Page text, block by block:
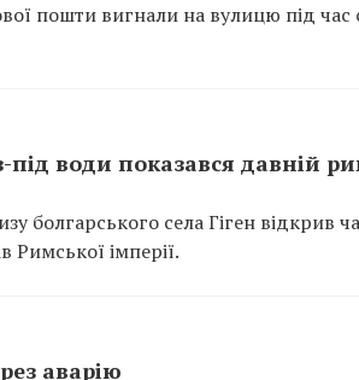
пошти вигнали на вулицю під час
під води показався давній
болгарського села Гіген відкрив
Римської імперії.
аварію